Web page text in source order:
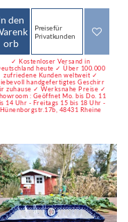
den
orb
Preise für
Privatkunden
✓ Kostenloser Versand in
heute ✓ Über 100.000
zufriedene Kunden weltweit ✓
handgefertigtes Geschirr
zuhause ✓ Werksnahe Preise ✓
: Geöffnet Mo. bis Do. 11
14 Uhr - Freitags 15 bis 18 Uhr -
Hünenborgstr.17b, 48431 Rheine